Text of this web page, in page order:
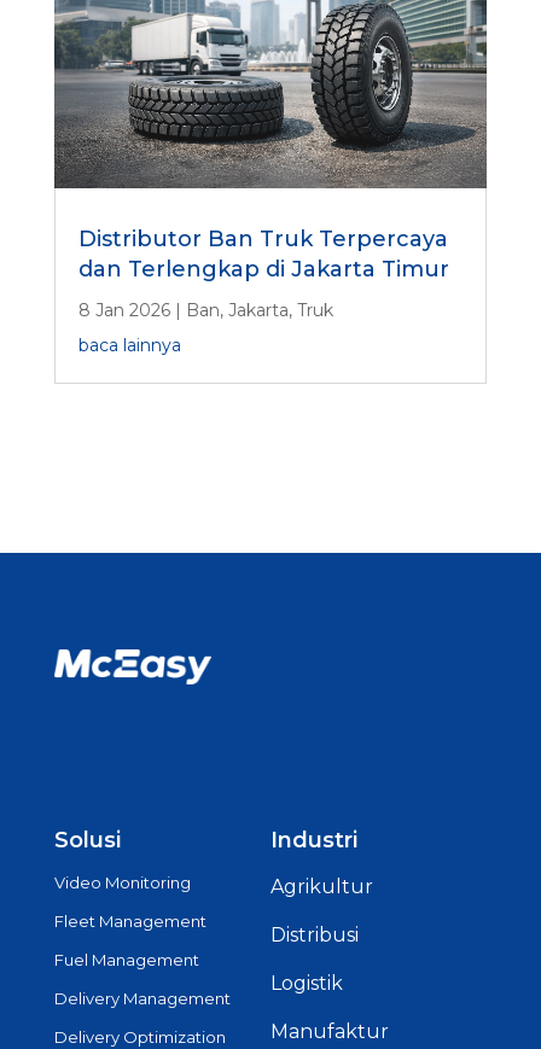
Distributor Ban Truk Terpercaya
dan Terlengkap di Jakarta Timur
8 Jan 2026| Ban, Jakarta, Truk
baca lainnya
Solusi
Video Monitoring
Fleet Management
Fuel Management
Delivery Management
Delivery Optimization
Industri
Agrikultur
Distribusi
Logistik
Manufaktur